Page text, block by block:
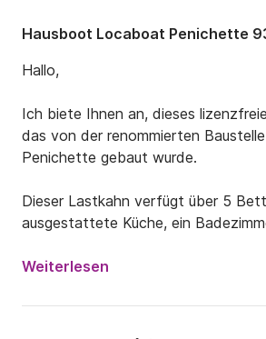
Hausboot Locaboat Penichette
Hallo,
Ich biete Ihnen an, dieses
das von der renommierten
Penichette gebaut wurde.
Dieser Lastkahn verfügt über 5
ausgestattete Küche, ein
der Navigation in der Luft zu
Die Region ist ein Traumort für
Weiterlesen